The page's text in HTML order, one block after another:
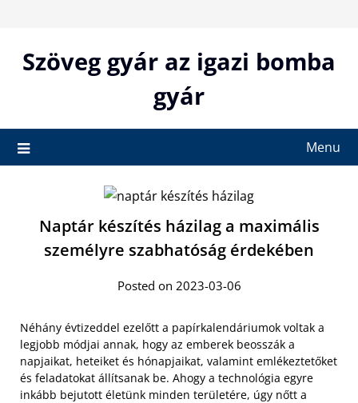
contentSzöveg gyár az igazi bomba
gyár
Menu
Naptár készítés házilag a maximális
személyre szabhatóság érdekében
Posted on 2023-03-06
Néhány évtizeddel ezelőtt a papírkalendáriumok voltak a
legjobb módjai annak, hogy az emberek beosszák a
napjaikat, heteiket és hónapjaikat, valamint emlékeztetőket
és feladatokat állítsanak be. Ahogy a technológia egyre
inkább bejutott életünk minden területére, úgy nőtt a